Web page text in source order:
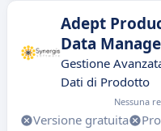
Adept
Data
Gestione
Dati di Prodotto
Nessuna
Versione gratuita